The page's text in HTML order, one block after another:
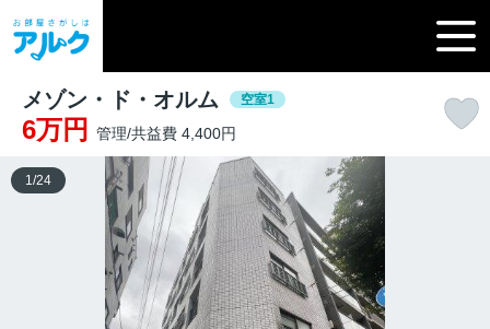
メゾン・ド・オルム 空室1
6万円 管理/共益費 4,400円
1 /24